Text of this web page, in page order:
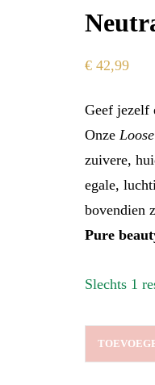
€ 42,99
Geef jezelf
Onze
zuivere,
egale,
bovendien
Pure
Slechts 1
MINERAL